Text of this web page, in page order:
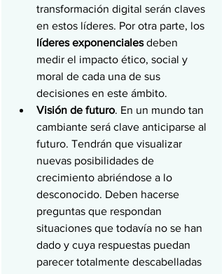
transformación digital serán claves
en estos líderes. Por otra parte, los
líderes exponenciales deben
medir el impacto ético, social y
moral de cada una de sus
decisiones en este ámbito.
Visión de futuro. En un mundo tan
cambiante será clave anticiparse al
futuro. Tendrán que visualizar
nuevas posibilidades de
crecimiento abriéndose a lo
desconocido. Deben hacerse
preguntas que respondan
situaciones que todavía no se han
dado y cuya respuestas puedan
parecer totalmente descabelladas